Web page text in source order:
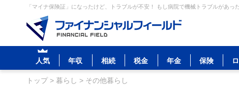
「マイナ保険証」になったけど、トラブルが不安！ もし病院で機械トラブルがあ
人気 年収 相続 税金 年金 保険
トップ> 暮らし > その他暮らし